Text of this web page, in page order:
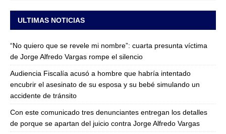
ULTIMAS NOTICIAS
“No quiero que se revele mi nombre”: cuarta presunta víctima
de Jorge Alfredo Vargas rompe el silencio
Audiencia Fiscalía acusó a hombre que habría intentado
encubrir el asesinato de su esposa y su bebé simulando un
accidente de tránsito
Con este comunicado tres denunciantes entregan los detalles
de porque se apartan del juicio contra Jorge Alfredo Vargas